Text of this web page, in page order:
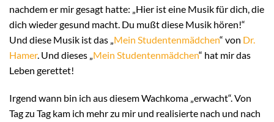
nachdem er mir gesagt hatte: „Hier ist eine Musik für dich, die
dich wieder gesund macht. Du mußt diese Musik hören!“
Und diese Musik ist das „ Mein Studentenmädchen“ von Dr.
Hamer. Und dieses „ Mein Studentenmädchen“ hat mir das
Leben gerettet!
Irgend wann bin ich aus diesem Wachkoma „erwacht“. Von
Tag zu Tag kam ich mehr zu mir und realisierte nach und nach